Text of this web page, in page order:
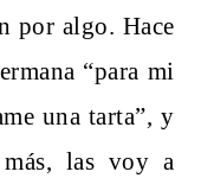
por algo. Hace
“para mi
una tarta”, y
las voy a